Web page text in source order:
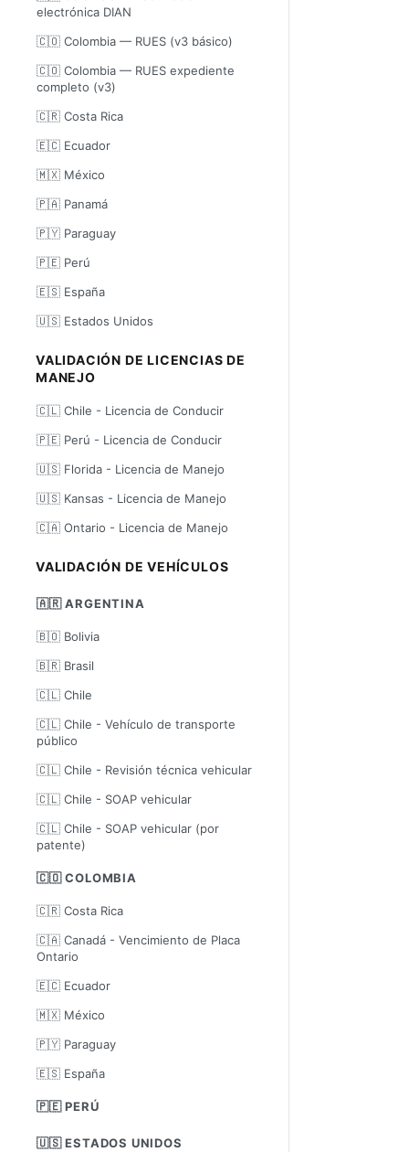
electrónica DIAN
🇨🇴 Colombia — RUES (v3 básico)
🇨🇴 Colombia — RUES expediente
completo (v3)
🇨🇷 Costa Rica
🇪🇨 Ecuador
🇲🇽 México
🇵🇦 Panamá
🇵🇾 Paraguay
🇵🇪 Perú
🇪🇸 España
🇺🇸 Estados Unidos
VALIDACIÓN DE LICENCIAS DE
MANEJO
🇨🇱 Chile - Licencia de Conducir
🇵🇪 Perú - Licencia de Conducir
🇺🇸 Florida - Licencia de Manejo
🇺🇸 Kansas - Licencia de Manejo
🇨🇦 Ontario - Licencia de Manejo
VALIDACIÓN DE VEHÍCULOS
🇦🇷 ARGENTINA
🇧🇴 Bolivia
🇧🇷 Brasil
🇨🇱 Chile
🇨🇱 Chile - Vehículo de transporte
público
🇨🇱 Chile - Revisión técnica vehicular
🇨🇱 Chile - SOAP vehicular
🇨🇱 Chile - SOAP vehicular (por
patente)
🇨🇴 COLOMBIA
🇨🇷 Costa Rica
🇨🇦 Canadá - Vencimiento de Placa
Ontario
🇪🇨 Ecuador
🇲🇽 México
🇵🇾 Paraguay
🇪🇸 España
🇵🇪 PERÚ
🇺🇸 ESTADOS UNIDOS